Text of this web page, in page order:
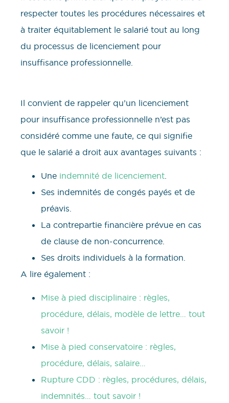
respecter toutes les procédures nécessaires et
à traiter équitablement le salarié tout au long
du processus de licenciement pour
insuffisance professionnelle.
Il convient de rappeler qu’un licenciement
pour insuffisance professionnelle n’est pas
considéré comme une faute, ce qui signifie
que le salarié a droit aux avantages suivants :
Une indemnité de licenciement.
Ses indemnités de congés payés et de
préavis.
La contrepartie financière prévue en cas
de clause de non-concurrence.
Ses droits individuels à la formation.
A lire également :
Mise à pied disciplinaire : règles,
procédure, délais, modèle de lettre… tout
savoir !
Mise à pied conservatoire : règles,
procédure, délais, salaire…
Rupture CDD : règles, procédures, délais,
indemnités… tout savoir !